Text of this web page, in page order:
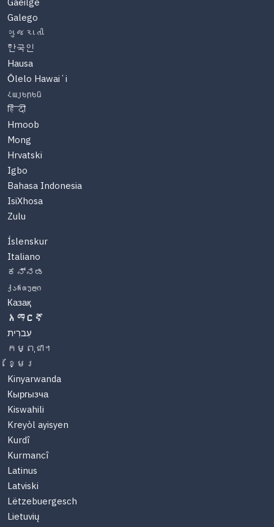
Galego
ગુજરાતી
한국인
Hausa
Ōlelo Hawaiʻi
Հայերեն
हिंदी
Hmoob
Mong
Hrvatski
Igbo
Bahasa Indonesia
IsiXhosa
Zulu
Íslenskur
Italiano
ಕನ್ನಡ
ქართული
Казақ
አማርኛ
עִברִית
កម្ពុជា។
ខ្មែរ
Kinyarwanda
Кыргызча
Kiswahili
Kreyòl ayisyen
Kurdî
Kurmancî
Latinus
Latviski
Lëtzebuergesch
Lietuvių